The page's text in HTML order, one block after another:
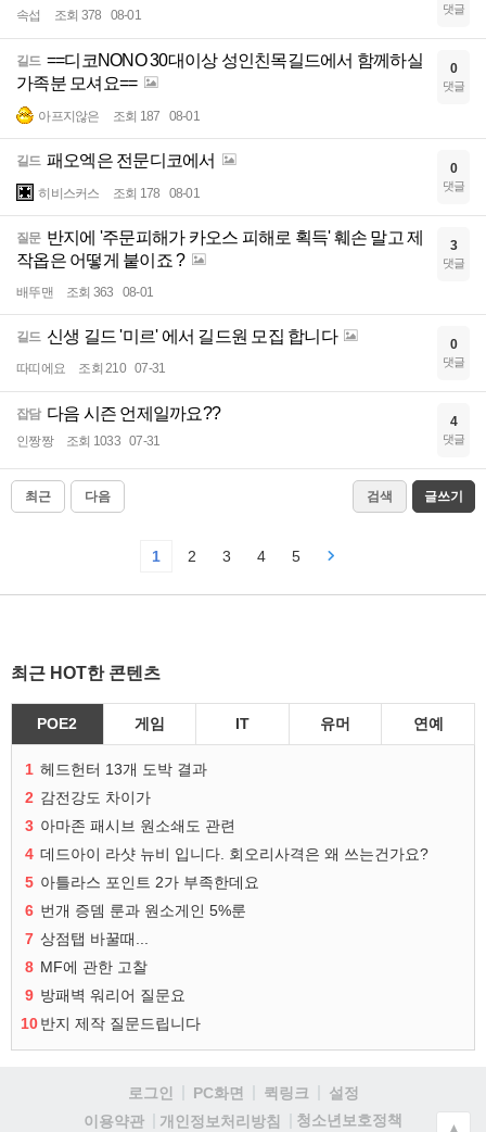
속섭 조회 378 08-01 댓글
길드 ==디코NONO 30대이상 성인친목길드에서 함께하실
가족분 모셔요==
아프지않은 조회 187 08-01
0
댓글
길드 패오엑은 전문디코에서
히비스커스 조회 178 08-01
0
댓글
질문 반지에 '주문피해가 카오스 피해로 획득' 훼손 말고 제
작옵은 어떻게 붙이죠 ?
배뚜맨 조회 363 08-01
3
댓글
길드 신생 길드 '미르' 에서 길드원 모집 합니다
따띠에요 조회 210 07-31
0
댓글
잡담 다음 시즌 언제일까요??
인짱짱 조회 1033 07-31
4
댓글
최근 다음 검색 글쓰기
1 2 3 4 5
최근 HOT한 콘텐츠
POE2 게임 IT 유머 연예
1 헤드헌터 13개 도박 결과
2 감전강도 차이가
3 아마존 패시브 원소쇄도 관련
4 데드아이 라샷 뉴비 입니다. 회오리사격은 왜 쓰는건가요?
5 아틀라스 포인트 2가 부족한데요
6 번개 증뎀 룬과 원소게인 5%룬
7 상점탭 바꿀때...
8 MF에 관한 고찰
9 방패벽 워리어 질문요
10반지 제작 질문드립니다
로그인 PC화면 퀵링크
설정
이용약관
개인정보처리방침
청소년보호정책
▲